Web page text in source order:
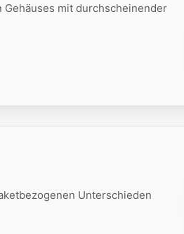
mit durchscheinender
Unterschieden